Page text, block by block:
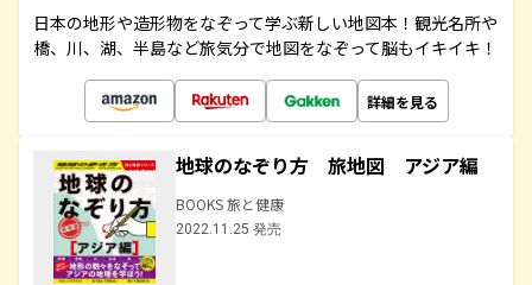
日本の地形や造形物をなぞって学ぶ新しい地図本！観光名所や
橋、川、湖、半島など旅気分で地図をなぞって脳もイキイキ！
詳細を見る
地球のなぞり方 旅地図 アジア編
BOOKS 旅と健康
2022.11.25 発売